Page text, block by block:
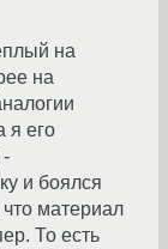
на
на
я его
-
и боялся
что материал
То есть